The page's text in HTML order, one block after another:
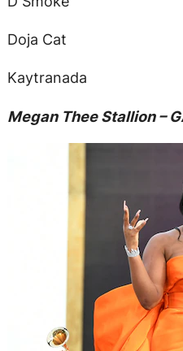
Doja Cat
Kaytranada
Megan Thee Stallion –